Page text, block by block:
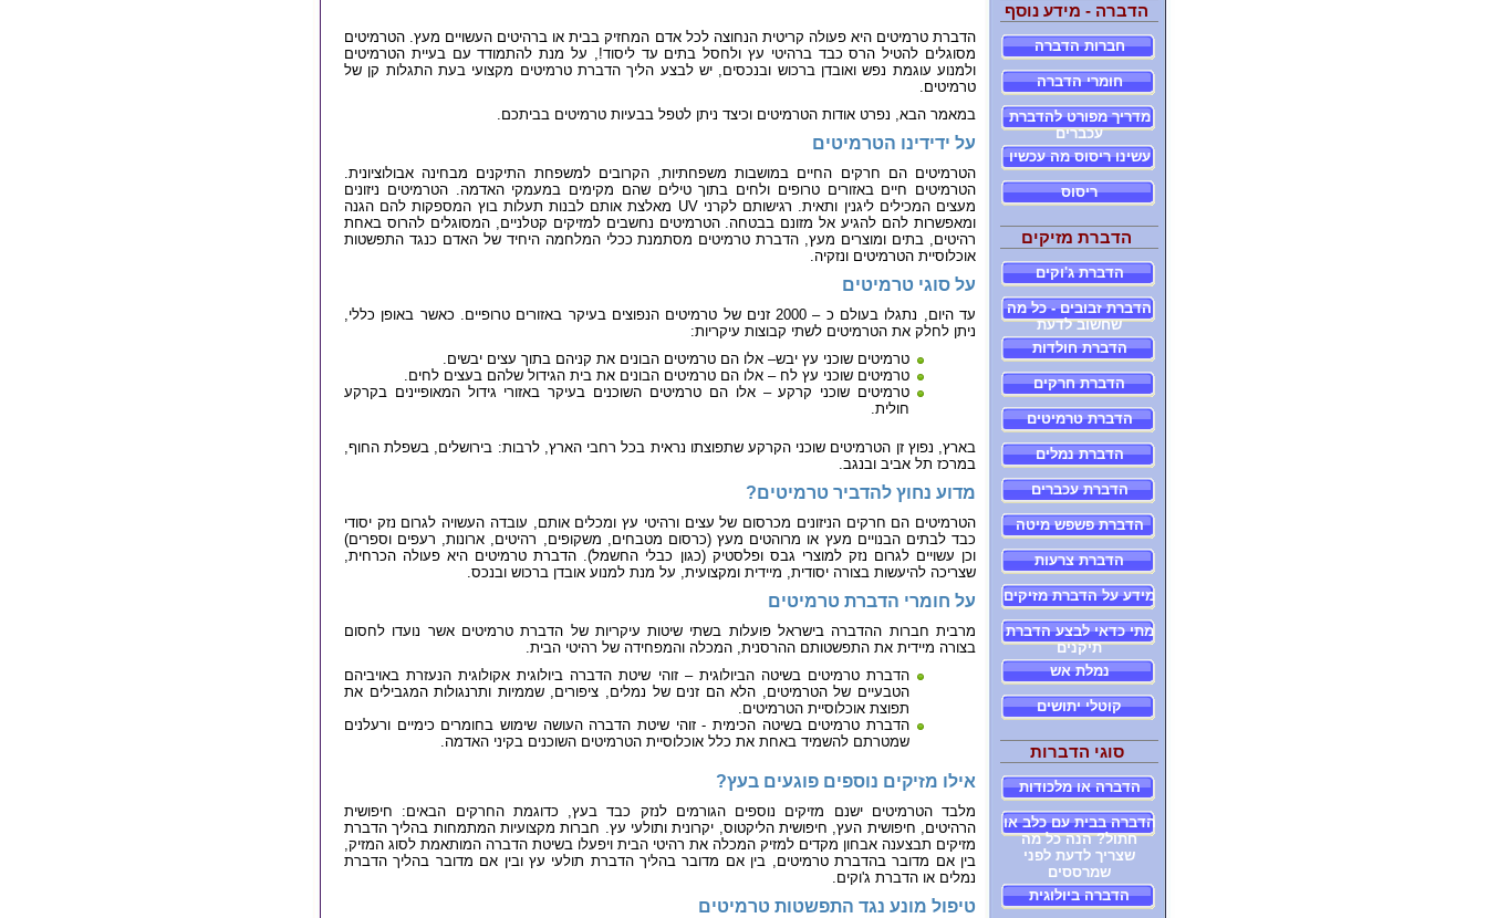
הדברת טרמיטים היא פעולה קריטית הנחוצה לכל אדם המחזיק בבית או ברהיטים העשויים מעץ. הטרמיטים
מסוגלים להטיל הרס כבד ברהיטי עץ ולחסל בתים עד ליסוד!, על מנת להתמודד עם בעיית הטרמיטים
ולמנוע עוגמת נפש ואובדן ברכוש ובנכסים, יש לבצע הליך הדברת טרמיטים מקצועי בעת התגלות קן של
טרמיטים.
במאמר הבא, נפרט אודות הטרמיטים וכיצד ניתן לטפל בבעיות טרמיטים בביתכם.
על ידידינו הטרמיטים
הטרמיטים הם חרקים החיים במושבות משפחתיות, הקרובים למשפחת התיקנים מבחינה אבולוציונית.
הטרמיטים חיים באזורים טרופים ולחים בתוך טילים שהם מקימים במעמקי האדמה. הטרמיטים ניזונים
מעצים המכילים ליגנין ותאית. רגישותם לקרני UV מאלצת אותם לבנות תעלות בוץ המספקות להם הגנה
ומאפשרות להם להגיע אל מזונם בבטחה. הטרמיטים נחשבים למזיקים קטלניים, המסוגלים להרוס באחת
רהיטים, בתים ומוצרים מעץ, הדברת טרמיטים מסתמנת ככלי המלחמה היחיד של האדם כנגד התפשטות
אוכלוסיית הטרמיטים ונזקיה.
על סוגי טרמיטים
עד היום, נתגלו בעולם כ – 2000 זנים של טרמיטים הנפוצים בעיקר באזורים טרופיים. כאשר באופן כללי,
ניתן לחלק את הטרמיטים לשתי קבוצות עיקריות:
טרמיטים שוכני עץ יבש– אלו הם טרמיטים הבונים את קניהם בתוך עצים יבשים.
טרמיטים שוכני עץ לח – אלו הם טרמיטים הבונים את בית הגידול שלהם בעצים לחים.
טרמיטים שוכני קרקע – אלו הם טרמיטים השוכנים בעיקר באזורי גידול המאופיינים בקרקע
חולית.
בארץ, נפוץ זן הטרמיטים שוכני הקרקע שתפוצתו נראית בכל רחבי הארץ, לרבות: בירושלים, בשפלת החוף,
במרכז תל אביב ובנגב.
מדוע נחוץ להדביר טרמיטים?
הטרמיטים הם חרקים הניזונים מכרסום של עצים ורהיטי עץ ומכלים אותם, עובדה העשויה לגרום נזק יסודי
כבד לבתים הבנויים מעץ או מרוהטים מעץ (כרסום מטבחים, משקופים, רהיטים, ארונות, רעפים וספרים)
וכן עשויים לגרום נזק למוצרי גבס ופלסטיק (כגון כבלי החשמל). הדברת טרמיטים היא פעולה הכרחית,
שצריכה להיעשות בצורה יסודית, מיידית ומקצועית, על מנת למנוע אובדן ברכוש ובנכס.
על חומרי הדברת טרמיטים
מרבית חברות ההדברה בישראל פועלות בשתי שיטות עיקריות של הדברת טרמיטים אשר נועדו לחסום
בצורה מיידית את התפשטותם ההרסנית, המכלה והמפחידה של רהיטי הבית.
הדברת טרמיטים בשיטה הביולוגית – זוהי שיטת הדברה ביולוגית אקולוגית הנעזרת באויביהם
הטבעיים של הטרמיטים, הלא הם זנים של נמלים, ציפורים, שממיות ותרנגולות המגבילים את
תפוצת אוכלוסיית הטרמיטים.
הדברת טרמיטים בשיטה הכימית - זוהי שיטת הדברה העושה שימוש בחומרים כימיים ורעלנים
שמטרתם להשמיד באחת את כלל אוכלוסיית הטרמיטים השוכנים בקיני האדמה.
אילו מזיקים נוספים פוגעים בעץ?
מלבד הטרמיטים ישנם מזיקים נוספים הגורמים לנזק כבד בעץ, כדוגמת החרקים הבאים: חיפושית
הרהיטים, חיפושית העץ, חיפושית הליקטוס, יקרונית ותולעי עץ. חברות מקצועיות המתמחות בהליך הדברת
מזיקים תבצענה אבחון מקדים למזיק המכלה את רהיטי הבית ויפעלו בשיטת הדברה המותאמת לסוג המזיק,
בין אם מדובר בהדברת טרמיטים, בין אם מדובר בהליך הדברת תולעי עץ ובין אם מדובר בהליך הדברת
נמלים או הדברת ג'וקים.
טיפול מונע נגד התפשטות טרמיטים
הדברה - מידע נוסף
חברות הדברה
חומרי הדברה
מדריך מפורט להדברת
עכברים
עשינו ריסוס מה עכשיו
ריסוס
הדברת מזיקים
הדברת ג'וקים
הדברת זבובים - כל מה
שחשוב לדעת
הדברת חולדות
הדברת חרקים
הדברת טרמיטים
הדברת נמלים
הדברת עכברים
הדברת פשפש מיטה
הדברת צרעות
מידע על הדברת מזיקים
מתי כדאי לבצע הדברת
תיקנים
נמלת אש
קוטלי יתושים
סוגי הדברות
הדברה או מלכודות
הדברה בבית עם כלב או
חתול? הנה כל מה
שצריך לדעת לפני
שמרססים
הדברה ביולוגית